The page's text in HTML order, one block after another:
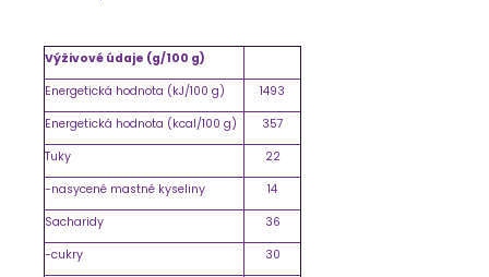
Výživové údaje (g/100 g)
Energetická hodnota (kJ/100 g)
1493
Energetická hodnota (kcal/100 g)
357
Tuky
22
-nasycené mastné kyseliny
14
Sacharidy
36
-cukry
30